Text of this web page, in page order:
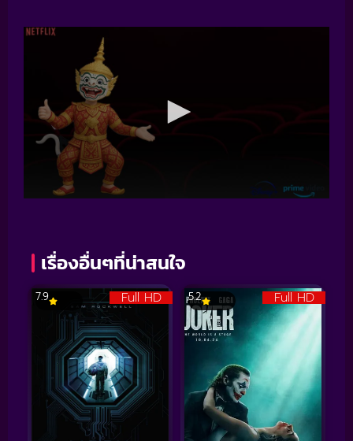
เรื่องอื่นๆที่น่าสนใจ
Full HD
7.9 Full HD
5.2